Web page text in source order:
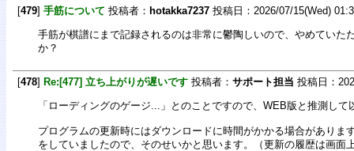
[479] 手筋について 投稿者： hotakka7237 投稿日：2026/07/15(Wed)
手筋が棋譜にまで記録されるのは非常に鬱陶しいので、やめていた
か？
[478] Re:[477] 立ち上がりが遅いです 投稿者： サポート担当 投稿日：
「ローディングのゲージ...」とのことですので、WEB版と推測して
プログラムの更新時にはダウンロードに時間がかかる場合がありま
をしていましたので、そのせいかと思います。（更新の履歴は画面